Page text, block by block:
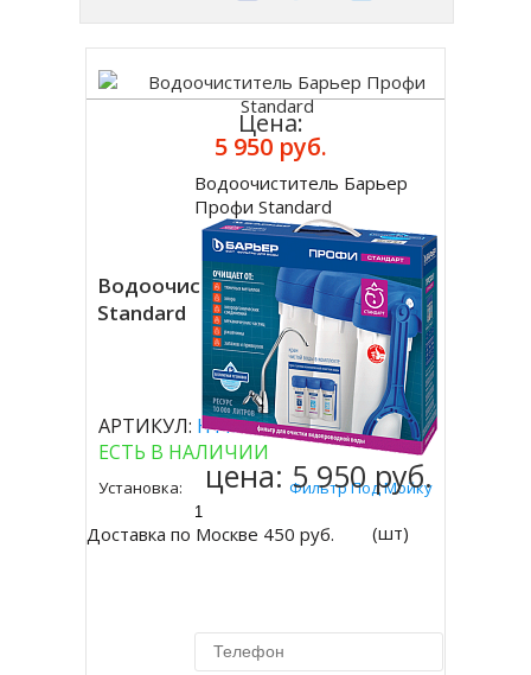
Водоочиститель Барьер Профи
Standard
( 0 отзывов )
АРТИКУЛ: Н112Р00
ЕСТЬ В НАЛИЧИИ
Установка: Фильтр Под Мойку
Доставка по Москве 450 руб.
Цена:
5 950 руб.
Водоочиститель Барьер
Профи Standard
цена:5 950 руб.
(шт)